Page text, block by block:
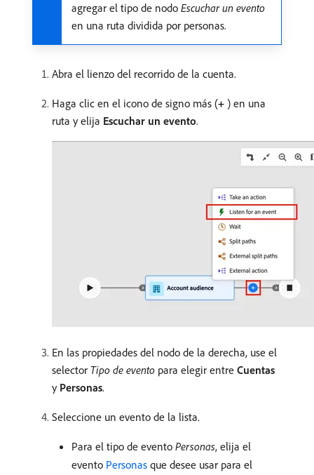
agregar el tipo de nodo Escuchar un evento
en una ruta dividida por personas.
Abra el lienzo del recorrido de la cuenta.
Haga clic en el icono de signo más (+ ) en una
ruta y elija Escuchar un evento.
En las propiedades del nodo de la derecha, use el
selector Tipo de evento para elegir entre Cuentas
y Personas.
Seleccione un evento de la lista.
Para el tipo de evento Personas, elija el
evento Personas que desee usar para el